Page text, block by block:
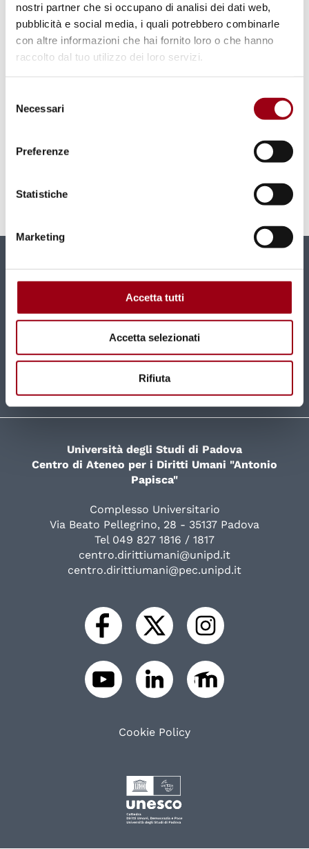
nostri partner che si occupano di analisi dei dati web,
pubblicità e social media, i quali potrebbero combinarle
con altre informazioni che hai fornito loro o che hanno
raccolto dal tuo utilizzo dei loro servizi.
delNecessari
Preferenze
Statistiche
Marketing
Accetta tutti
Accetta selezionati
Rifiuta
European Parliament: adopted
violations in Turkey, Nicaragua
Newsletter
New contents and news directly in your mailbox
monthly.
SUBSCRIBE
Università degli Studi di Padova
Centro di Ateneo per i Diritti Umani "Antonio
Papisca"
Complesso Universitario
Via Beato Pellegrino, 28 - 35137 Padova
Tel 049 827 1816 / 1817
centro.dirittiumani@unipd.it
centro.dirittiumani@pec.unipd.it
Cookie Policy